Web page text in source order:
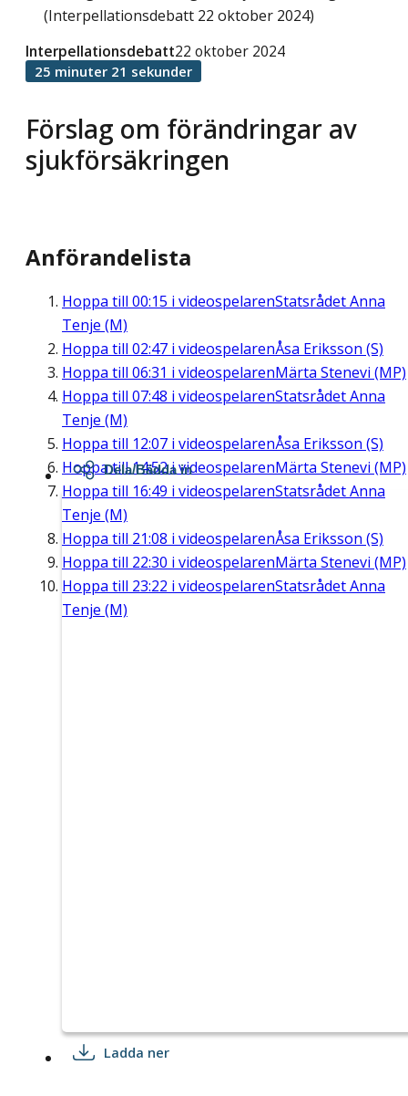
(Interpellationsdebatt 22 oktober 2024)
Förslag om förändringar av
sjukförsäkringen
Interpellationsdebatt22 oktober 2024
25 minuter 21 sekunder
Anförandelista
Hoppa till 00:15 i videospelarenStatsrådet Anna
Tenje (M)
Hoppa till 02:47 i videospelarenÅsa Eriksson (S)
Hoppa till 06:31 i videospelarenMärta Stenevi (MP)
Hoppa till 07:48 i videospelarenStatsrådet Anna
Tenje (M)
Hoppa till 12:07 i videospelarenÅsa Eriksson (S)
Hoppa till14:52i videospelarenMärta Stenevi (MP)
Hoppa till 16:49 i videospelarenStatsrådet Anna
Tenje (M)
Hoppa till 21:08 i videospelarenÅsa Eriksson (S)
Hoppa till 22:30 i videospelarenMärta Stenevi (MP)
Hoppa till 23:22 i videospelarenStatsrådet Anna
Tenje (M)
Dela/Bädda in
Ladda ner